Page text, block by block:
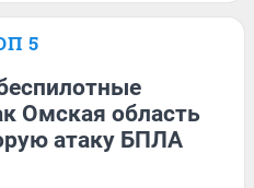
5
Омская область
атаку БПЛА